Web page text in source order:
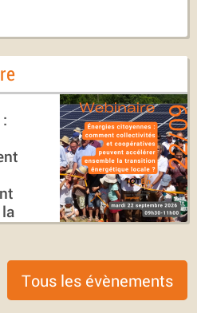
Tous les évènements